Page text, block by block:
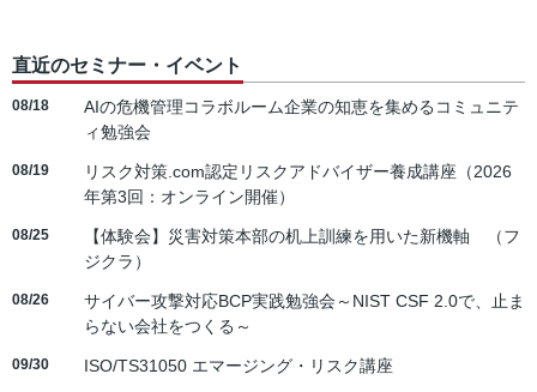
直近のセミナー・イベント
08/18
AIの危機管理コラボルーム企業の知恵を集めるコミュニテ
ィ勉強会
08/19
リスク対策.com認定リスクアドバイザー養成講座（2026
年第3回：オンライン開催）
08/25
【体験会】災害対策本部の机上訓練を用いた新機軸 （フ
ジクラ）
08/26
サイバー攻撃対応BCP実践勉強会～NIST CSF 2.0で、止ま
らない会社をつくる～
09/30 ISO/TS31050 エマージング・リスク講座